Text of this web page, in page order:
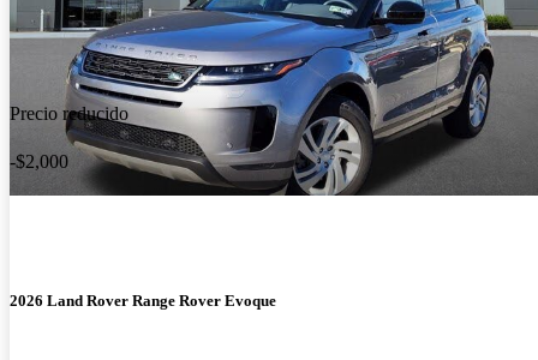
Precio reducido
-$2,000
2026 Land Rover Range Rover Evoque